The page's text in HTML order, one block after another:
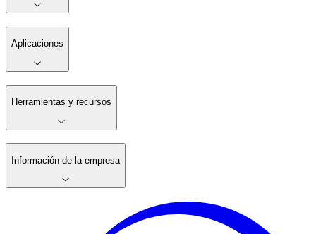
Aplicaciones
Herramientas y recursos
Información de la empresa